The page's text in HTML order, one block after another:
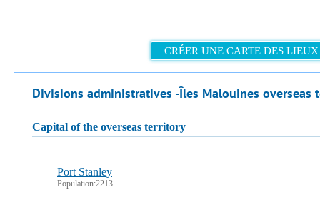
CRÉER UNE CARTE DES
Divisions administratives -Îles Malouines overseas
capital of the overseas territory
Port Stanley
Population:2213